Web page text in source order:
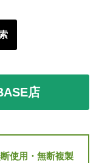
店
使用・無断複製